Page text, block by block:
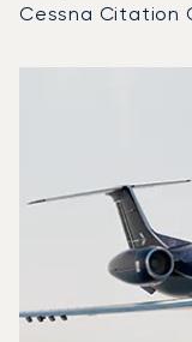
Cessna Citation